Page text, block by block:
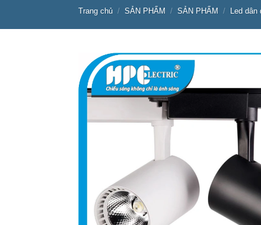
Trang chủ / SẢN PHẨM / SẢN PHẨM / Led dân